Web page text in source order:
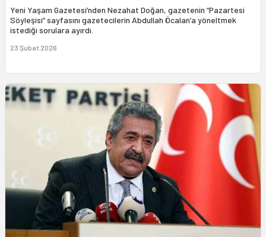
Yeni Yaşam Gazetesi’nden Nezahat Doğan, gazetenin “Pazartesi
Söyleşisi” sayfasını gazetecilerin Abdullah Öcalan’a yöneltmek
istediği sorulara ayırdı.
23 Şubat 2026